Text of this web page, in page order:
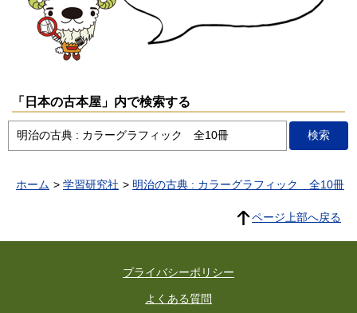
「日本の古本屋」内で検索する
ホーム 学習研究社 明治の古典 : カラーグラフィック 全10冊
ページ上部へ戻る
プライバシーポリシー
よくある質問